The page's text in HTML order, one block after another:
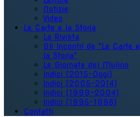
Notizie
Video
Le Carte e la Storia
La Rivista
Gli Incontri de "Le Carte e
la Storia"
Le Giornate del Mulino
Indici (2015-Oggi)
Indici (2005-2014)
Indici (1999-2004)
Indici (1995-1998)
Contatti